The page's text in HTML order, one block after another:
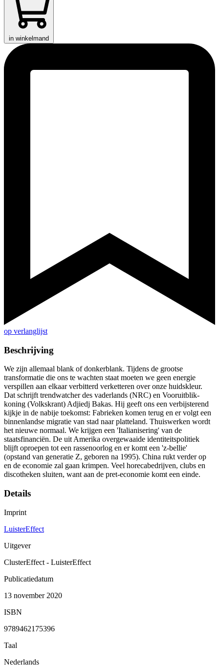
in winkelmand
op verlanglijst
Beschrijving
We zijn allemaal blank of donkerblank. Tijdens de grootse
transformatie die ons te wachten staat moeten we geen energie
verspillen aan elkaar verbitterd verketteren over onze huidskleur.
Dat schrijft trendwatcher des vaderlands (NRC) en Vooruitblik-
koning (Volkskrant) Adjiedj Bakas. Hij geeft ons een verbijsterend
kijkje in de nabije toekomst: Fabrieken komen terug en er volgt een
binnenlandse migratie van stad naar platteland. Thuiswerken wordt
het nieuwe normaal. We krijgen een 'Italianisering' van de
staatsfinanciën. De uit Amerika overgewaaide identiteitspolitiek
blijft oproepen tot een rassenoorlog en er komt een 'z-bellie'
(opstand van generatie Z, geboren na 1995). China rukt verder op
en de economie zal gaan krimpen. Veel horecabedrijven, clubs en
discotheken sluiten, want aan de pret-economie komt een einde.
Details
Imprint
LuisterEffect
Uitgever
ClusterEffect - LuisterEffect
Publicatiedatum
13 november 2020
ISBN
9789462175396
Taal
Nederlands